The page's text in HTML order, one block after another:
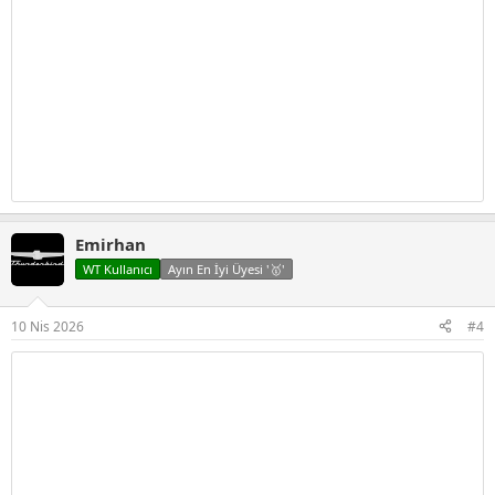
Emirhan
WT Kullanıcı Ayın En İyi Üyesi '🥇'
10 Nis 2026 #4